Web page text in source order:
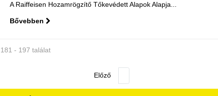
A Raiffeisen Hozamrögzítő Tőkevédett Alapok Alapja...
Bővebben
181 - 197 találat